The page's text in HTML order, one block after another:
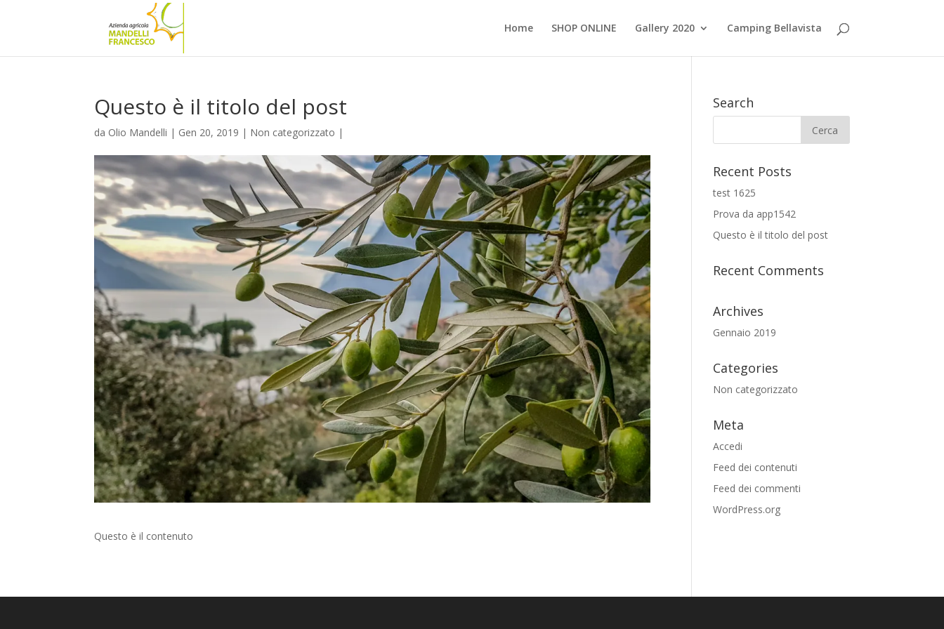
Home SHOP ONLINE Gallery 2020 Camping Bellavista
Questo è il titolo del post
da Olio Mandelli | Gen 20, 2019 | Non categorizzato |
Questo è il contenuto
Search
Recent Posts
test 1625
Prova da app1542
Questo è il titolo del post
Recent Comments
Archives
Gennaio 2019
Categories
Non categorizzato
Meta
Accedi
Feed dei contenuti
Feed dei commenti
WordPress.org